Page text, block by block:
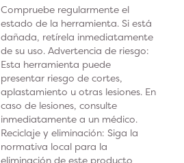
Compruebe regularmente el
estado de la herramienta. Si está
dañada, retírela inmediatamente
de su uso. Advertencia de riesgo:
Esta herramienta puede
presentar riesgo de cortes,
aplastamiento u otras lesiones. En
caso de lesiones, consulte
inmediatamente a un médico.
Reciclaje y eliminación: Siga la
normativa local para la
eliminación de este producto